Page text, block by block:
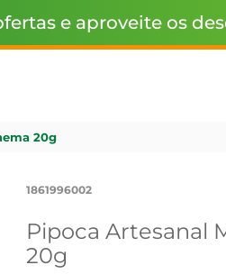
e aproveite os
20g
1861996002
Pipoca Artesanal
20g